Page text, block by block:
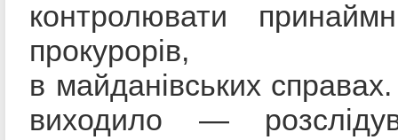
контролювати
прокурорів,
в майданівських
виходило —